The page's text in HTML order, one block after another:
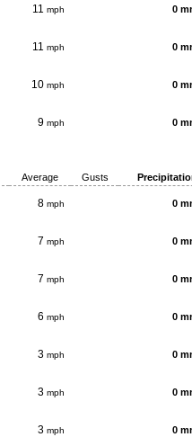
11 mph 0
11 mph 0
10 mph 0
9 mph 0
Average Gusts
8 mph 0
7 mph 0
7 mph 0
6 mph 0
3 mph 0
3 mph 0
3 mph 0